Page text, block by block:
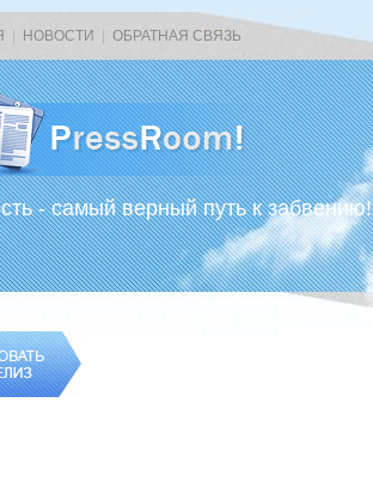
НОВОСТИ ОБРАТНАЯ СВЯЗЬ
- самый верный путь к